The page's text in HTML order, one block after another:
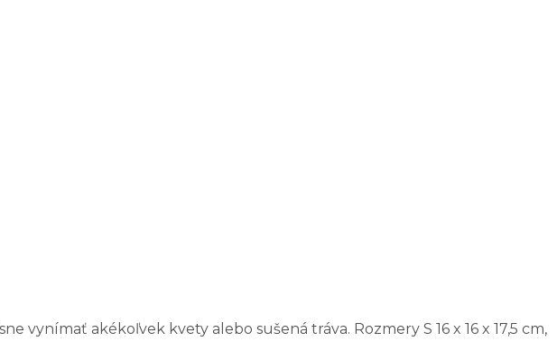
vynímať akékoľvek kvety alebo sušená tráva. Rozmery S 16 x 16 x 17,5 cm,